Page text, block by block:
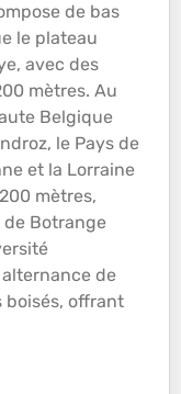
de bas
le plateau
avec des
mètres. Au
Belgique
le Pays de
et la Lorraine
mètres,
Botrange
de
boisés, offrant